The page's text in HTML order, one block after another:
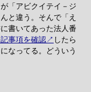
「アビクイテイ－ジ
と違う。そんで「え
書いてあった法人番
事項を確認
したら
なってる。どういう